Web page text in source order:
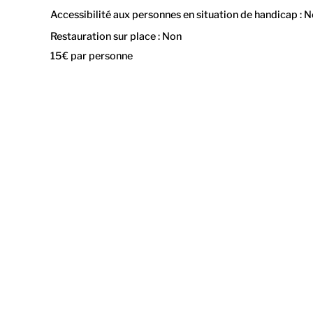
Accessibilité aux personnes en situation de handicap :
Restauration sur place : Non
15€ par personne